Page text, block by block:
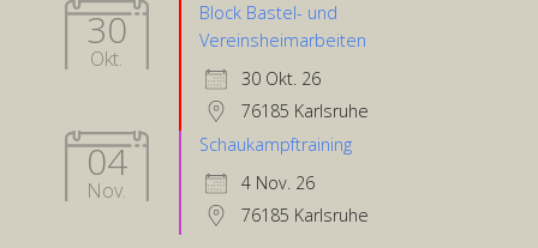
30
Okt.
Block Bastel- und
Vereinsheimarbeiten
30 Okt. 26
76185 Karlsruhe
04
Nov.
Schaukampftraining
4 Nov. 26
76185 Karlsruhe